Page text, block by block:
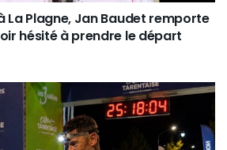
La Plagne, Jan Baudet remporte
hésité à prendre le départ